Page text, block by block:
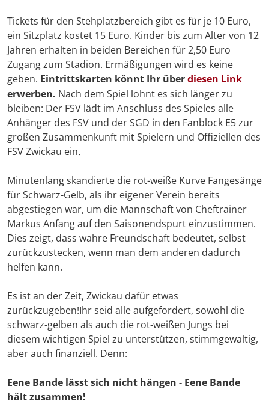
Tickets für den Stehplatzbereich gibt es für je 10 Euro,
ein Sitzplatz kostet 15 Euro. Kinder bis zum Alter von 12
Jahren erhalten in beiden Bereichen für 2,50 Euro
Zugang zum Stadion. Ermäßigungen wird es keine
geben. Eintrittskarten könnt Ihr überdiesen Link
erwerben. Nach dem Spiel lohnt es sich länger zu
bleiben: Der FSV lädt im Anschluss des Spieles alle
Anhänger des FSV und der SGD in den Fanblock E5 zur
großen Zusammenkunft mit Spielern und Offiziellen des
FSV Zwickau ein.
Minutenlang skandierte die rot-weiße Kurve Fangesänge
für Schwarz-Gelb, als ihr eigener Verein bereits
abgestiegen war, um die Mannschaft von Cheftrainer
Markus Anfang auf den Saisonendspurt einzustimmen.
Dies zeigt, dass wahre Freundschaft bedeutet, selbst
zurückzustecken, wenn man dem anderen dadurch
helfen kann.
Es ist an der Zeit, Zwickau dafür etwas
zurückzugeben!Ihr seid alle aufgefordert, sowohl die
schwarz-gelben als auch die rot-weißen Jungs bei
diesem wichtigen Spiel zu unterstützen, stimmgewaltig,
aber auch finanziell. Denn:
Eene Bande lässt sich nicht hängen - Eene Bande
hält zusammen!